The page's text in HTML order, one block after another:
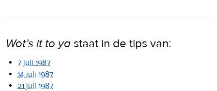
Wot’s it to ya staat in de tips van:
7 juli 1987
14 juli 1987
21 juli 1987